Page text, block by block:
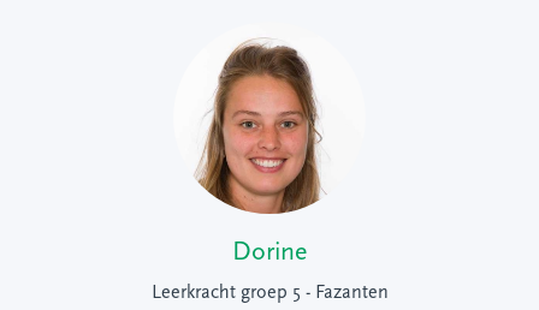
Dorine
Leerkracht groep 5 - Fazanten